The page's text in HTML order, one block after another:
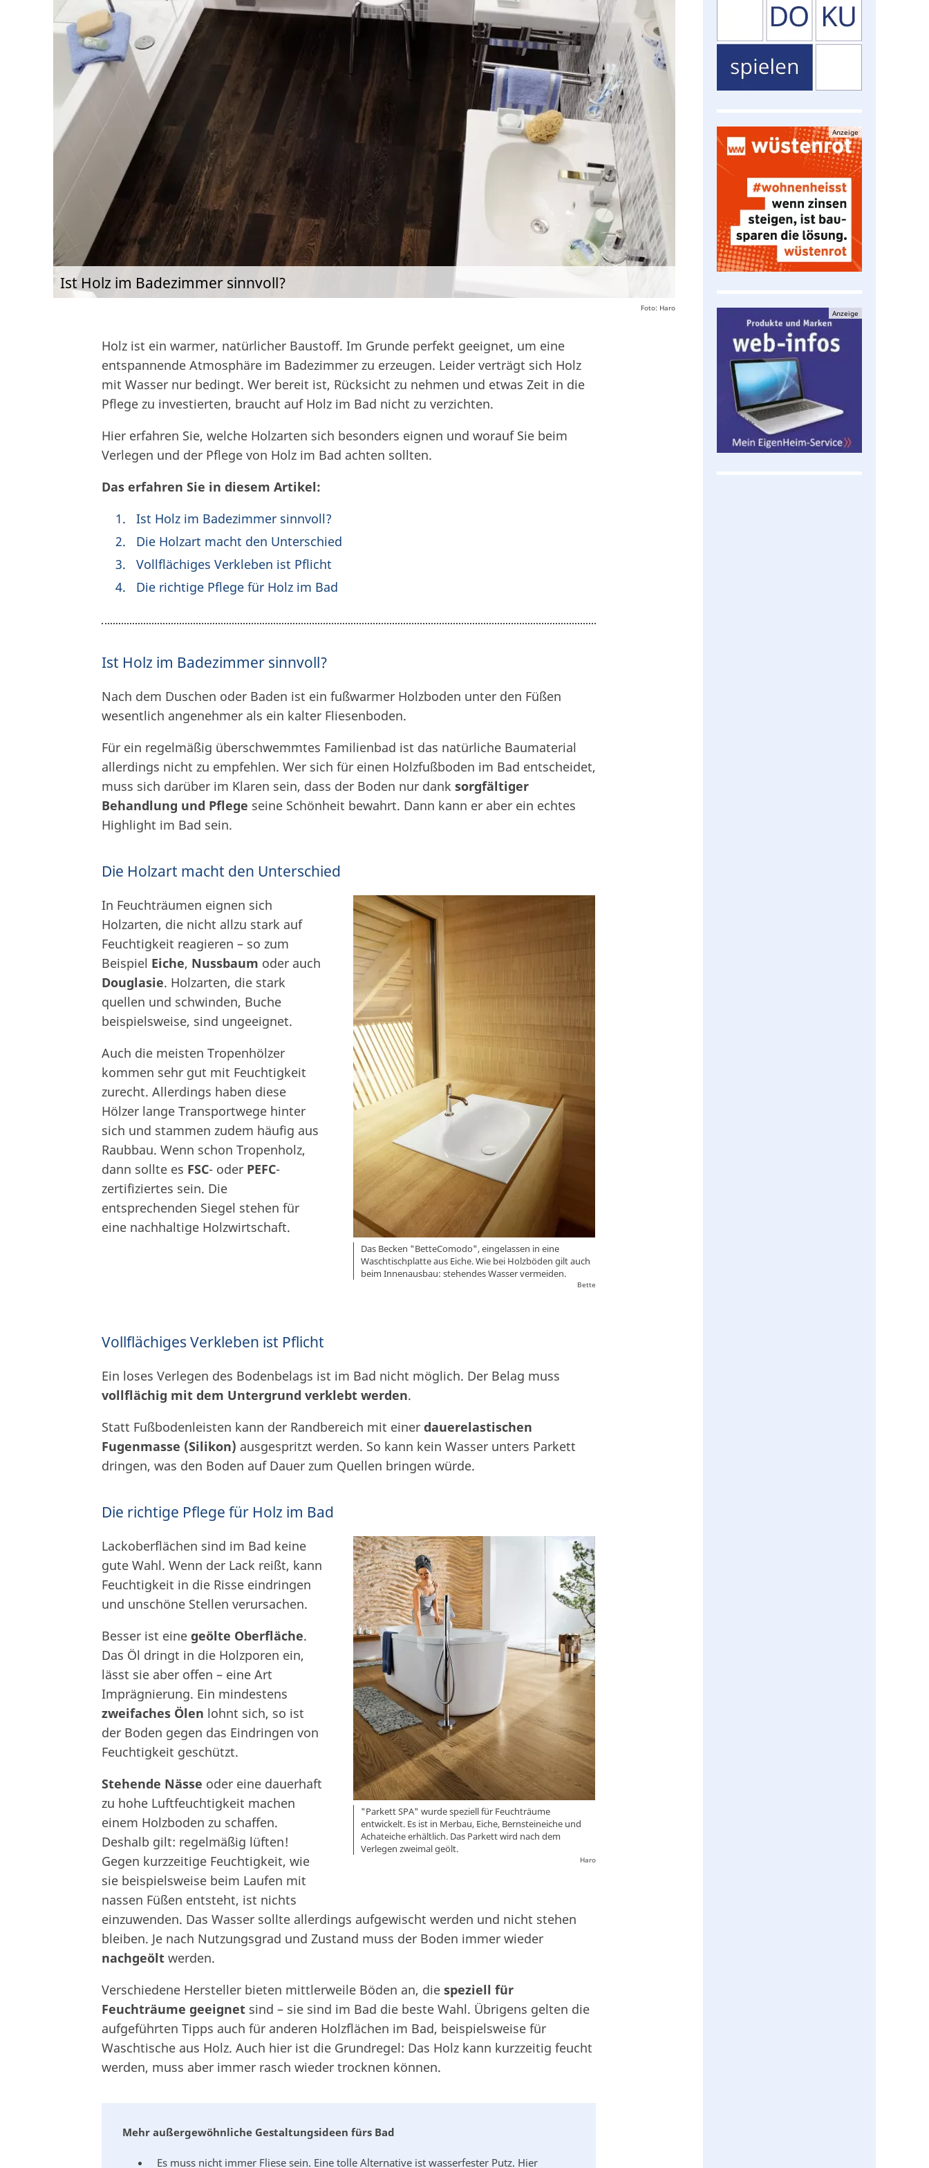
Ist Holz im Badezimmer sinnvoll?
Foto: Haro
Holz ist ein warmer, natürlicher Baustoff. Im Grunde perfekt geeignet, um eine
entspannende Atmosphäre im Badezimmer zu erzeugen. Leider verträgt sich Holz
mit Wasser nur bedingt. Wer bereit ist, Rücksicht zu nehmen und etwas Zeit in die
Pflege zu investierten, braucht auf Holz im Bad nicht zu verzichten.
Hier erfahren Sie, welche Holzarten sich besonders eignen und worauf Sie beim
Verlegen und der Pflege von Holz im Bad achten sollten.
Das erfahren Sie in diesem Artikel:
Ist Holz im Badezimmer sinnvoll?
Die Holzart macht den Unterschied
Vollflächiges Verkleben ist Pflicht
Die richtige Pflege für Holz im Bad
Ist Holz im Badezimmer sinnvoll?
Nach dem Duschen oder Baden ist ein fußwarmer Holzboden unter den Füßen
wesentlich angenehmer als ein kalter Fliesenboden.
Für ein regelmäßig überschwemmtes Familienbad ist das natürliche Baumaterial
allerdings nicht zu empfehlen. Wer sich für einen Holzfußboden im Bad entscheidet,
muss sich darüber im Klaren sein, dass der Boden nur dank sorgfältiger
Behandlung und Pflege seine Schönheit bewahrt. Dann kann er aber ein echtes
Highlight im Bad sein.
Die Holzart macht den Unterschied
Das Becken "BetteComodo", eingelassen in eine
Waschtischplatte aus Eiche. Wie bei Holzböden gilt auch
beim Innenausbau: stehendes Wasser vermeiden.
Bette
In Feuchträumen eignen sich
Holzarten, die nicht allzu stark auf
Feuchtigkeit reagieren – so zum
Beispiel Eiche, Nussbaum oder auch
Douglasie. Holzarten, die stark
quellen und schwinden, Buche
beispielsweise, sind ungeeignet.
Auch die meisten Tropenhölzer
kommen sehr gut mit Feuchtigkeit
zurecht. Allerdings haben diese
Hölzer lange Transportwege hinter
sich und stammen zudem häufig aus
Raubbau. Wenn schon Tropenholz,
dann sollte es FSC- oder PEFC-
zertifiziertes sein. Die
entsprechenden Siegel stehen für
eine nachhaltige Holzwirtschaft.
Vollflächiges Verkleben ist Pflicht
Ein loses Verlegen des Bodenbelags ist im Bad nicht möglich. Der Belag muss
vollflächig mit dem Untergrund verklebt werden.
Statt Fußbodenleisten kann der Randbereich mit einer dauerelastischen
Fugenmasse (Silikon) ausgespritzt werden. So kann kein Wasser unters Parkett
dringen, was den Boden auf Dauer zum Quellen bringen würde.
Die richtige Pflege für Holz im Bad
"Parkett SPA" wurde speziell für Feuchträume
entwickelt. Es ist in Merbau, Eiche, Bernsteineiche und
Achateiche erhältlich. Das Parkett wird nach dem
Verlegen zweimal geölt.
Haro
Lackoberflächen sind im Bad keine
gute Wahl. Wenn der Lack reißt, kann
Feuchtigkeit in die Risse eindringen
und unschöne Stellen verursachen.
Besser ist eine geölte Oberfläche.
Das Öl dringt in die Holzporen ein,
lässt sie aber offen – eine Art
Imprägnierung. Ein mindestens
zweifaches Ölen lohnt sich, so ist
der Boden gegen das Eindringen von
Feuchtigkeit geschützt.
Stehende Nässe oder eine dauerhaft
zu hohe Luftfeuchtigkeit machen
einem Holzboden zu schaffen.
Deshalb gilt: regelmäßig lüften!
Gegen kurzzeitige Feuchtigkeit, wie
sie beispielsweise beim Laufen mit
nassen Füßen entsteht, ist nichts
einzuwenden. Das Wasser sollte allerdings aufgewischt werden und nicht stehen
bleiben. Je nach Nutzungsgrad und Zustand muss der Boden immer wieder
nachgeölt werden.
Verschiedene Hersteller bieten mittlerweile Böden an, die speziell für
Feuchträume geeignet sind – sie sind im Bad die beste Wahl. Übrigens gelten die
aufgeführten Tipps auch für anderen Holzflächen im Bad, beispielsweise für
Waschtische aus Holz. Auch hier ist die Grundregel: Das Holz kann kurzzeitig feucht
werden, muss aber immer rasch wieder trocknen können.
Mehr außergewöhnliche Gestaltungsideen fürs Bad
Es muss nicht immer Fliese sein. Eine tolle Alternative ist wasserfester Putz. Hier
Anzeige
Anzeige